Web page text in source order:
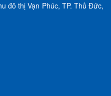
đô thị Vạn Phúc, TP. Thủ Đức,